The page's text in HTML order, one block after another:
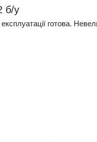
б/у
готова.